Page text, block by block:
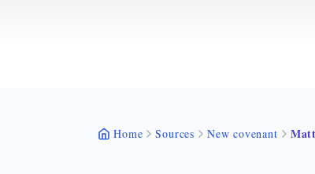
Home Sources New covenant